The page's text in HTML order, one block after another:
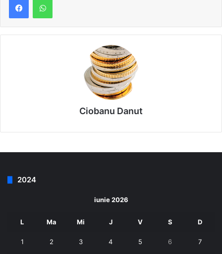
Ciobanu Danut
2024
iunie 2026
L Ma Mi J V S D
1 2 3 4 5 6 7